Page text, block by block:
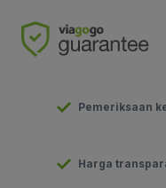
Pemeriksaan
Harga